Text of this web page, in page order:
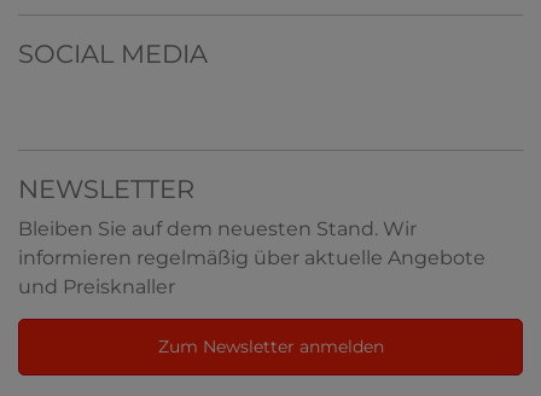
SOCIAL MEDIA
NEWSLETTER
Bleiben Sie auf dem neuesten Stand. Wir
informieren regelmäßig über aktuelle Angebote
und Preisknaller
Zum Newsletter anmelden